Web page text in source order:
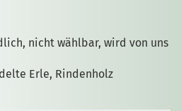
nicht wählbar, wird von uns
Erle, Rindenholz